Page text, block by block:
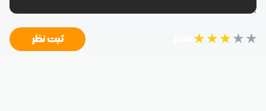
★★★★★ ثبت نظر